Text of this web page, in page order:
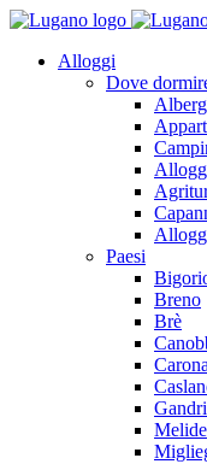
Alloggi
Dove
Paesi
Breno
Brè
Carona
Melide